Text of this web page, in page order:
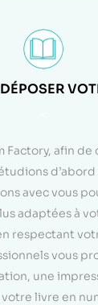
Factory, afin de
avec vous
adaptées à
respectant
vous
une
livre en